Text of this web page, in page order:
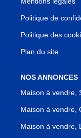
Politique de
Politique des
Plan du site
NOS ANNONCES
Maison à vendre,
Maison à vendre,
Maison à vendre,